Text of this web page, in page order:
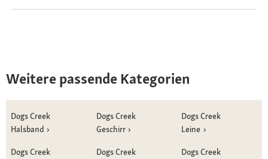
Weitere passende Kategorien
Dogs Creek
Halsband
Dogs Creek
Geschirr
Dogs Creek
Leine
Dogs Creek
Dogs Creek
Dogs Creek